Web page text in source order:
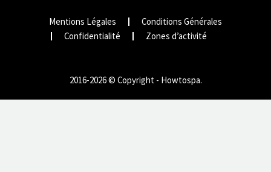
Mentions Légales
Conditions Générales
Confidentialité
Zones d’activité
2016-2026 © Copyright - Howtospa.